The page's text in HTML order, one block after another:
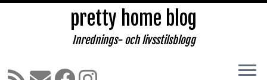
pretty home blog
Inrednings- och livsstilsblogg